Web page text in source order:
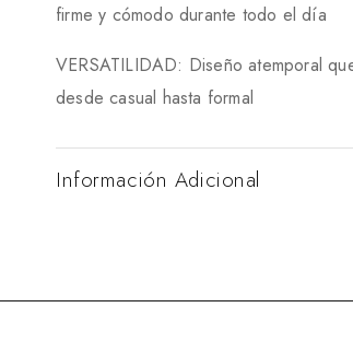
firme y cómodo durante todo el día
VERSATILIDAD: Diseño atemporal
desde casual hasta formal
Información Adicional